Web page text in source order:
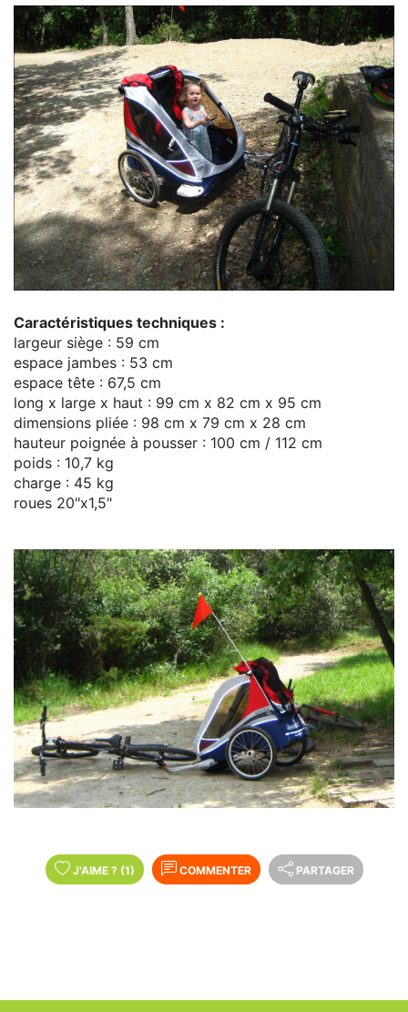
Caractéristiques techniques :
largeur siège : 59 cm
espace jambes : 53 cm
espace tête : 67,5 cm
long x large x haut : 99 cm x 82 cm x 95 cm
dimensions pliée : 98 cm x 79 cm x 28 cm
hauteur poignée à pousser : 100 cm / 112 cm
poids : 10,7 kg
charge : 45 kg
roues 20"x1,5"
J'AIME ? (1) COMMENTER PARTAGER